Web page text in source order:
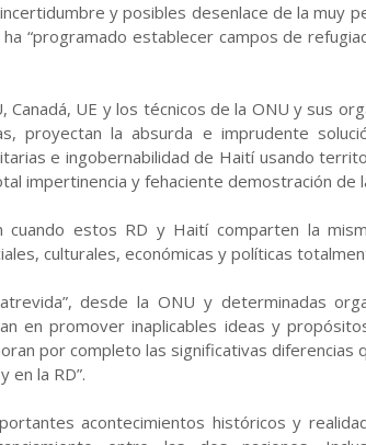
y posibles desenlace de la muy
“programado establecer campos de
Canadá, UE y los técnicos de la ONU y sus
proyectan la absurda e imprudente
e ingobernabilidad de Haití usando
impertinencia y fehaciente demostración de
cuando estos RD y Haití comparten la
culturales, económicas y políticas
desde la ONU y determinadas
en promover inaplicables ideas y
por completo las significativas diferencias
en la RD”.
acontecimientos históricos y